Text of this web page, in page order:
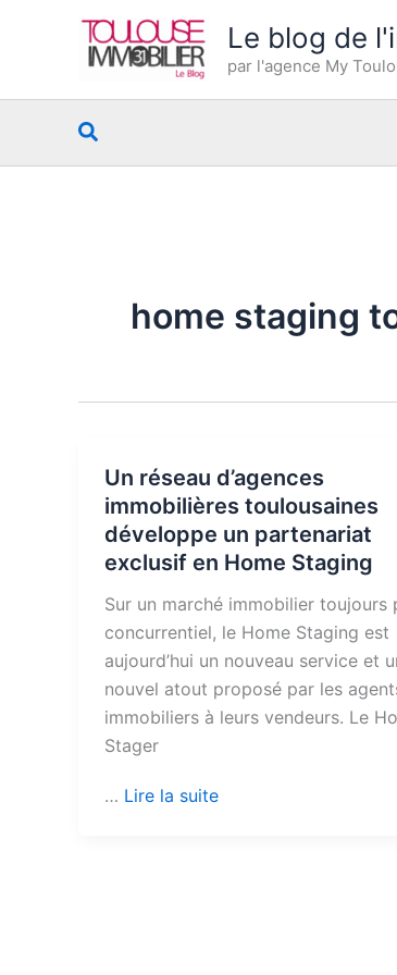
Le blog de
par l'agence My
Rechercher
home staging
Un réseau d’agences
immobilières toulousaines
développe un partenariat
exclusif en Home Staging
Sur un marché immobilier toujours
concurrentiel, le Home Staging est
aujourd’hui un nouveau service et
nouvel atout proposé par les
immobiliers à leurs vendeurs. Le
Stager
… Lire la suite